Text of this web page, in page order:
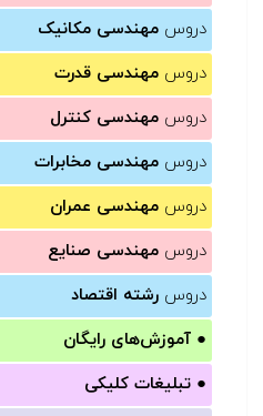
دروس مهندسی مکانیک
دروس مهندسی قدرت
دروس مهندسی کنترل
دروس مهندسی مخابرات
دروس مهندسی عمران
دروس مهندسی صنایع
دروس رشته اقتصاد
● آموزش‌های رایگان
● تبلیغات کلیکی